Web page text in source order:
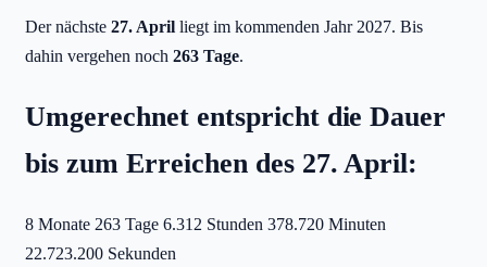
Der nächste 27. April liegt im kommenden Jahr 2027. Bis
dahin vergehen noch 263 Tage.
Umgerechnet entspricht die Dauer
bis zum Erreichen des 27. April:
8 Monate 263 Tage 6.312 Stunden 378.720 Minuten
22.723.200 Sekunden